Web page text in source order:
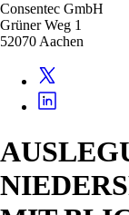
Consentec GmbH
Grüner Weg 1
52070 Aachen